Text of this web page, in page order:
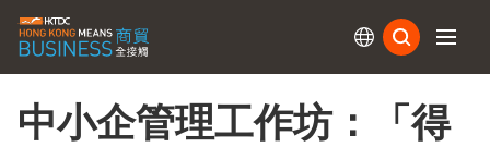
中小企管理工作坊：「得